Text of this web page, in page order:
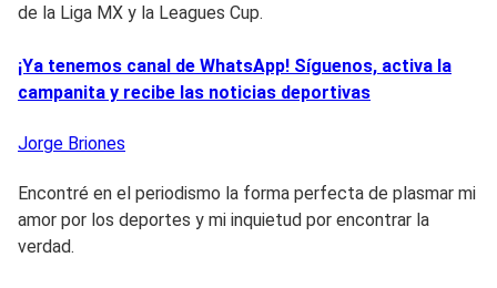
de la Liga MX y la Leagues Cup.
¡Ya tenemos canal de WhatsApp! Síguenos, activa la
campanita y recibe las noticias deportivas
Jorge Briones
Encontré en el periodismo la forma perfecta de plasmar mi
amor por los deportes y mi inquietud por encontrar la
verdad.